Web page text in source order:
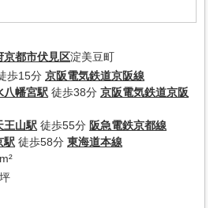
京都市伏見区淀美豆町
歩15分 京阪電気鉄道京阪線
八幡宮駅 徒歩38分 京阪電気鉄道京阪
王山駅 徒歩55分 阪急電鉄京都線
駅 徒歩58分 東海道本線